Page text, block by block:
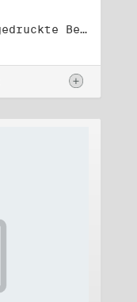
Titel: Manuskripte und gedruckte Belege (3)